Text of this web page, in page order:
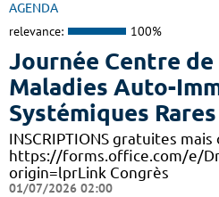
AGENDA
relevance: 100%
Journée Centre de
Maladies Auto-
Systémiques Rares
INSCRIPTIONS gratuites
https://forms.office.com/e/
origin=lprLink Congrès
01/07/2026 02:00